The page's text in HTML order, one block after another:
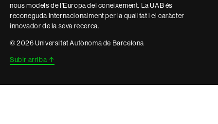
nous models de l'Europa del coneixement. La UAB és
reconeguda internacionalment per la qualitat i el caràcter
innovador de la seva recerca.
© 2026 Universitat Autònoma de Barcelona
Subir arriba ↑